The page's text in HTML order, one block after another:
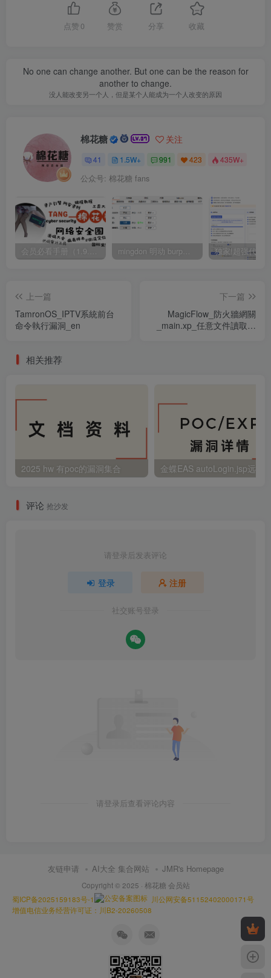
点赞 0 赞赏 分享 收藏
No one can change another. But one can be the reason for
another to change.
没人能改变另一个人，但是某个人能成为一个人改变的原因
棉花糖 关注
41 1.5W+ 991 423 435W+
公众号: 棉花糖 fans
会员必看手册（1.9.0版本 26.4.5更新） mingdon 明动 burp插件0.2.6版本 本地时间校验去除版
上一篇
TamronOS_IPTV系統前台
命令執行漏洞_en
下一篇
MagicFlow_防火牆網關
_main.xp_任意文件讀取漏
相关推荐
2025 hw 有poc的漏洞集合
评论 抢沙发
请登录后发表评论
登录 注册
社交账号登录
请登录后查看评论内容
友链申请 AI大全 集合网站 JMR's Homepage
Copyright © 2025 · 棉花糖 会员站
蜀ICP备2025159183号-1
川公网安备51152402000171号
增值电信业务经营许可证：川B2-20260508